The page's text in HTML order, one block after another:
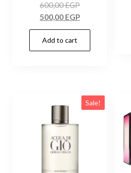
600,00EGP
500,00 EGP
Add to cart
Sale!